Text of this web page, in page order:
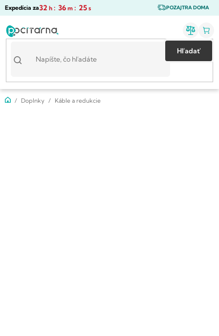
Prejsť
POZAJTRA DOMA
Expedícia za32 h : 36 m : 25 s
Hľadať
DomovDoplnky Káble a redukcie